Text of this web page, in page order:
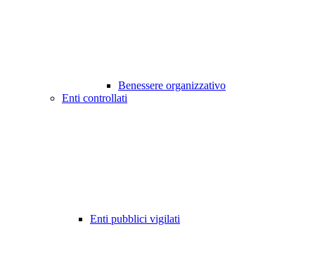
Benessere organizzativo
Enti controllati
Enti pubblici vigilati